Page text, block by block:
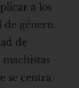
a los
de género.
de
se centra